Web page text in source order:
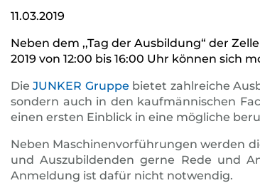
11.03.2019
Neben dem ,,Tag der Ausbildung“ der
2019 von 12:00 bis 16:00 Uhr können sich
DieJUNKER Gruppe bietet zahlreiche
sondern auch in den kaufmännischen
einen ersten Einblick in eine mögliche
Neben Maschinenvorführungen werden
und Auszubildenden gerne Rede und
Anmeldung ist dafür nicht notwendig.